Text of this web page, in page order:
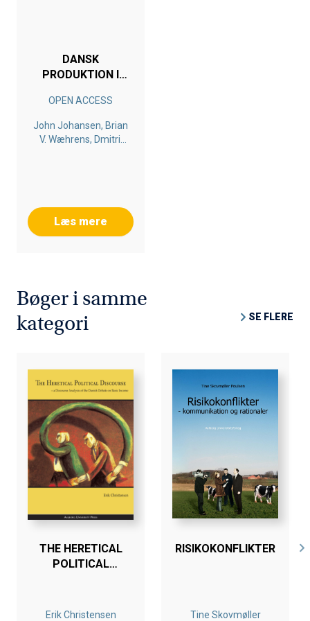
DANSK
PRODUKTION I
VÆRDIKÆDER
OPEN ACCESS
John Johansen, Brian
V. Wæhrens, Dmitrij
Læs mere
Bøger i samme
kategori
SE FLERE
THE HERETICAL
POLITICAL
Erik Christensen
RISIKOKONFLIKTER
Tine Skovmøller